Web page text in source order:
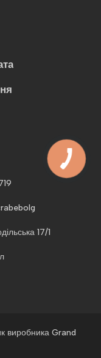
17/1
виробника Grand